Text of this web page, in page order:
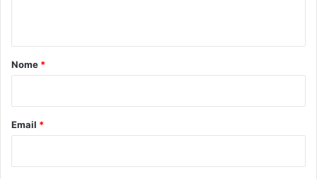
r
*
Nome *
Email *